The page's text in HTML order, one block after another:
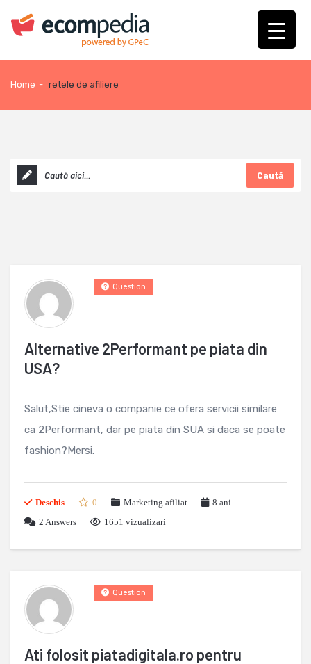
Home - retele de afiliere
Caută
Alternative 2Performant pe piata din
USA?
Question
Salut,Stie cineva o companie ce ofera servicii similare
ca 2Performant, dar pe piata din SUA si daca se poate
fashion?Mersi.
Deschis 0 Marketing afiliat
8 ani
2 Answers 1651 vizualizari
Ati folosit piatadigitala.ro pentru
Question